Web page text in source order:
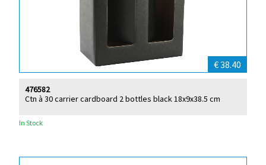
€ 38.40
Ctn à 30 carrier cardboard 2 bottles black 18x9x38.5 cm
476582
In Stock